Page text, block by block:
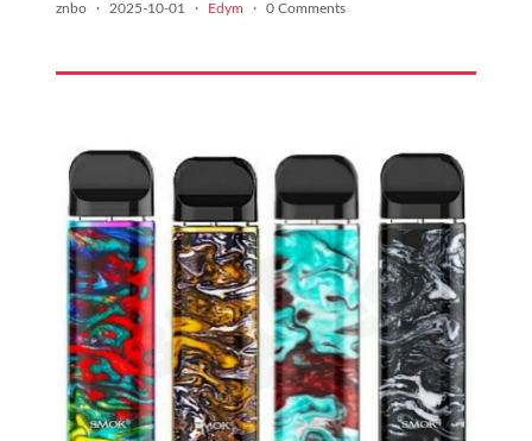
znbo · 2025-10-01 · Edym · 0 Comments